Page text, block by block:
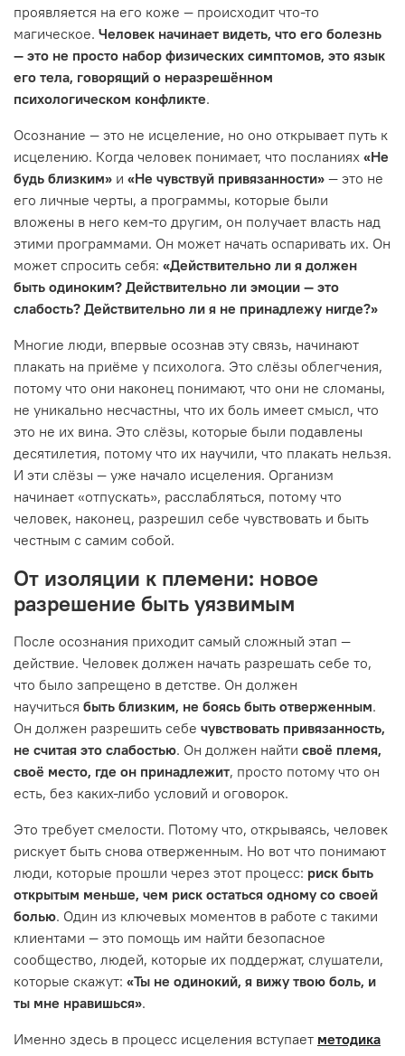
проявляется на его коже — происходит что-то
магическое. Человек начинает видеть, что его болезнь
— это не просто набор физических симптомов, это язык
его тела, говорящий о неразрешённом
психологическом конфликте.
Осознание — это не исцеление, но оно открывает путь к
исцелению. Когда человек понимает, что посланиях «Не
будь близким» и «Не чувствуй привязанности» — это не
его личные черты, а программы, которые были
вложены в него кем-то другим, он получает власть над
этими программами. Он может начать оспаривать их. Он
может спросить себя: «Действительно ли я должен
быть одиноким? Действительно ли эмоции — это
слабость? Действительно ли я не принадлежу нигде?»
Многие люди, впервые осознав эту связь, начинают
плакать на приёме у психолога. Это слёзы облегчения,
потому что они наконец понимают, что они не сломаны,
не уникально несчастны, что их боль имеет смысл, что
это не их вина. Это слёзы, которые были подавлены
десятилетия, потому что их научили, что плакать нельзя.
И эти слёзы — уже начало исцеления. Организм
начинает «отпускать», расслабляться, потому что
человек, наконец, разрешил себе чувствовать и быть
честным с самим собой.
От изоляции к племени: новое
разрешение быть уязвимым
После осознания приходит самый сложный этап —
действие. Человек должен начать разрешать себе то,
что было запрещено в детстве. Он должен
научиться быть близким, не боясь быть отверженным.
Он должен разрешить себе чувствовать привязанность,
не считая это слабостью. Он должен найти своё племя,
своё место, где он принадлежит, просто потому что он
есть, без каких-либо условий и оговорок.
Это требует смелости. Потому что, открываясь, человек
рискует быть снова отверженным. Но вот что понимают
люди, которые прошли через этот процесс: риск быть
открытым меньше, чем риск остаться одному со своей
болью. Один из ключевых моментов в работе с такими
клиентами — это помощь им найти безопасное
сообщество, людей, которые их поддержат, слушатели,
которые скажут: «Ты не одинокий, я вижу твою боль, и
ты мне нравишься».
Именно здесь в процесс исцеления вступает методика